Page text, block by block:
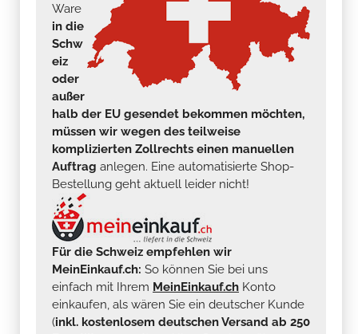
Ware
in die
Schw
eiz
oder
außer
halb der EU gesendet bekommen möchten,
müssen wir wegen des teilweise
komplizierten Zollrechts einen manuellen
Auftrag anlegen. Eine automatisierte Shop-
Bestellung geht aktuell leider nicht!
Für die Schweiz empfehlen wir
MeinEinkauf.ch: So können Sie bei uns
einfach mit Ihrem MeinEinkauf.ch Konto
einkaufen, als wären Sie ein deutscher Kunde
(inkl. kostenlosem deutschen Versand ab 250